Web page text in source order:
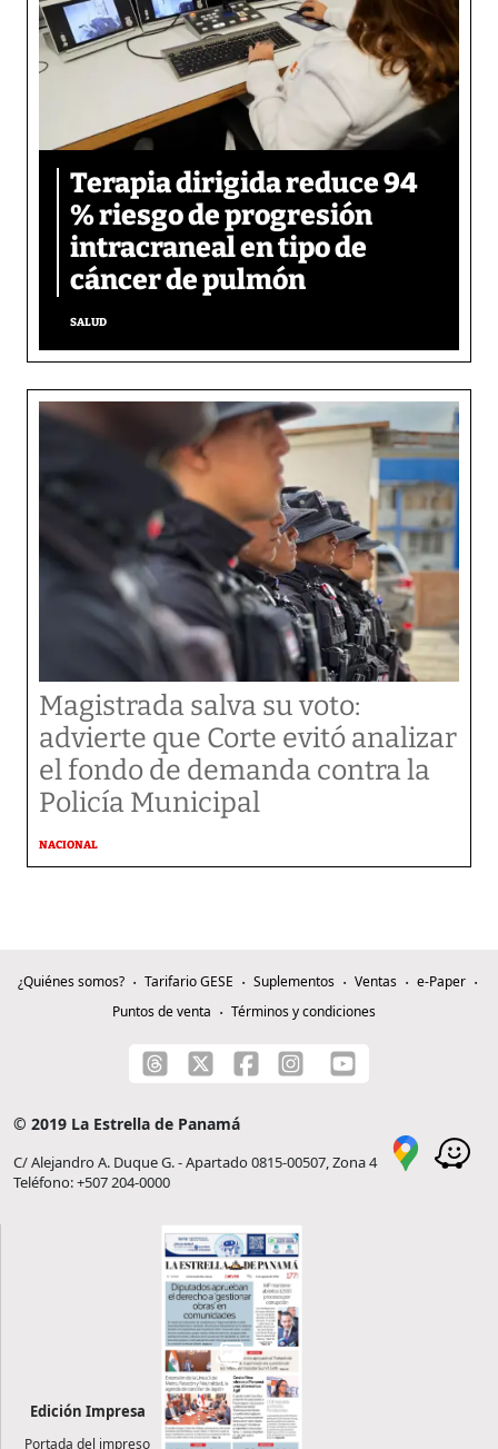
Terapia dirigida reduce 94
% riesgo de progresión
intracraneal en tipo de
cáncer de pulmón
SALUD
Magistrada salva su voto:
advierte que Corte evitó analizar
el fondo de demanda contra la
Policía Municipal
NACIONAL
¿Quiénes somos? Tarifario GESE Suplementos Ventas
e-Paper
Puntos de venta
Términos y condiciones
© 2019 La Estrella de Panamá
C/ Alejandro A. Duque G. - Apartado 0815-00507, Zona 4
Teléfono: +507 204-0000
Edición Impresa
Portada del impreso